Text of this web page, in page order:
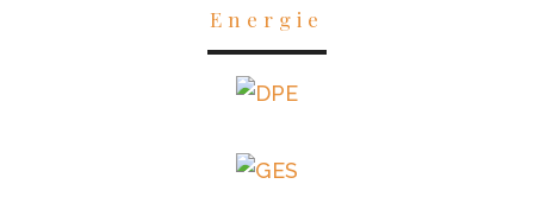
Energie